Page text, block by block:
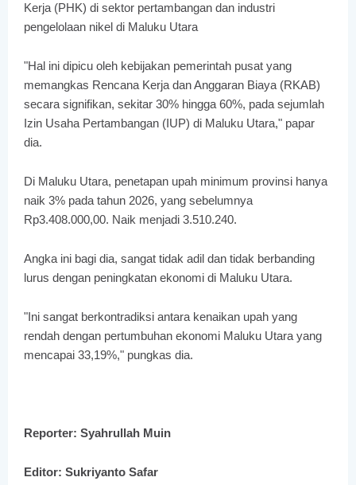
Kerja (PHK) di sektor pertambangan dan industri
pengelolaan nikel di Maluku Utara
"Hal ini dipicu oleh kebijakan pemerintah pusat yang
memangkas Rencana Kerja dan Anggaran Biaya (RKAB)
secara signifikan, sekitar 30% hingga 60%, pada sejumlah
Izin Usaha Pertambangan (IUP) di Maluku Utara," papar
dia.
Di Maluku Utara, penetapan upah minimum provinsi hanya
naik 3% pada tahun 2026, yang sebelumnya
Rp3.408.000,00. Naik menjadi 3.510.240.
Angka ini bagi dia, sangat tidak adil dan tidak berbanding
lurus dengan peningkatan ekonomi di Maluku Utara.
"Ini sangat berkontradiksi antara kenaikan upah yang
rendah dengan pertumbuhan ekonomi Maluku Utara yang
mencapai 33,19%," pungkas dia.
Reporter: Syahrullah Muin
Editor: Sukriyanto Safar